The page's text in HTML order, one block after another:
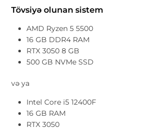
Tövsiyə olunan sistem
AMD Ryzen 5 5500
16 GB DDR4 RAM
RTX 3050 8 GB
500 GB NVMe SSD
və ya
Intel Core i5 12400F
16 GB RAM
RTX 3050